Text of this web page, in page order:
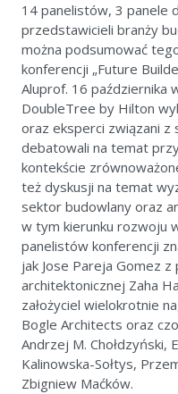
14 panelistów, 3 panele
przedstawicieli branży
można podsumować
konferencji „Future
Aluprof. 16 października
DoubleTree by Hilton
oraz eksperci związani
debatowali na temat
kontekście
też dyskusji na temat
sektor budowlany oraz
w tym kierunku rozwoju
panelistów konferencji
jak Jose Pareja Gomez
architektonicznej Zaha
założyciel wielokrotnie
Bogle Architects oraz
Andrzej M. Chołdzyński,
Kalinowska-Sołtys,
Zbigniew Maćków.